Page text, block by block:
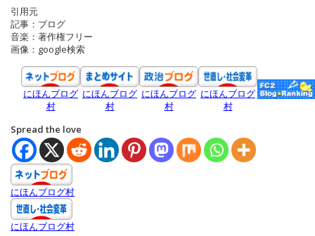
引用元
記事：ブログ
音楽：著作権フリー
画像：google検索
にほんブログ
村
にほんブログ
村
にほんブログ
村
にほんブログ
村
Spread the love
にほんブログ村
にほんブログ村